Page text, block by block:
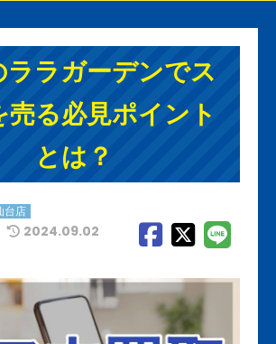
ララガーデンでス
売る必見ポイント
とは？
台店
2024.09.02